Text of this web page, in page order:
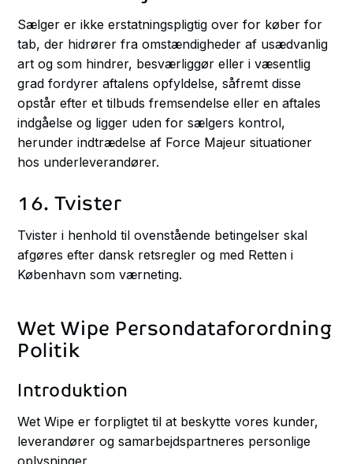
Sælger er ikke erstatningspligtig over for køber for
tab, der hidrører fra omstændigheder af usædvanlig
art og som hindrer, besværliggør eller i væsentlig
grad fordyrer aftalens opfyldelse, såfremt disse
opstår efter et tilbuds fremsendelse eller en aftales
indgåelse og ligger uden for sælgers kontrol,
herunder indtrædelse af Force Majeur situationer
hos underleverandører.
16. Tvister
Tvister i henhold til ovenstående betingelser skal
afgøres efter dansk retsregler og med Retten i
København som værneting.
Wet Wipe Persondataforordning
Politik
Introduktion
Wet Wipe er forpligtet til at beskytte vores kunder,
leverandører og samarbejdspartneres personlige
oplysninger.